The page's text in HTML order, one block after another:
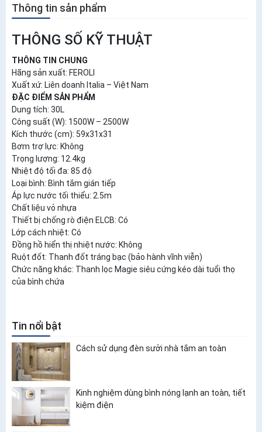
Thông tin sản phẩm
THÔNG SỐ KỸ THUẬT
THÔNG TIN CHUNG
Hãng sản xuất: FEROLI
Xuất xứ: Liên doanh Italia – Việt Nam
ĐẶC ĐIỂM SẢN PHẨM
Dung tích: 30L
Công suất (W): 1500W – 2500W
Kích thước (cm): 59x31x31
Bơm trợ lực: Không
Trọng lượng: 12.4kg
Nhiệt độ tối đa: 85 độ
Loại bình: Bình tắm gián tiếp
Áp lực nước tối thiểu: 2.5m
Chất liệu vỏ nhựa
Thiết bị chống rò điện ELCB: Có
Lớp cách nhiệt: Có
Đồng hồ hiển thị nhiệt nước: Không
Ruột đốt: Thanh đốt tráng bạc (bảo hành vĩnh viễn)
Chức năng khác: Thanh lọc Magie siêu cứng kéo dài tuổi thọ
của bình chứa
Tin nổi bật
Cách sử dụng đèn sưởi nhà tắm an toàn
Kinh nghiệm dùng bình nóng lạnh an toàn, tiết
kiệm điện